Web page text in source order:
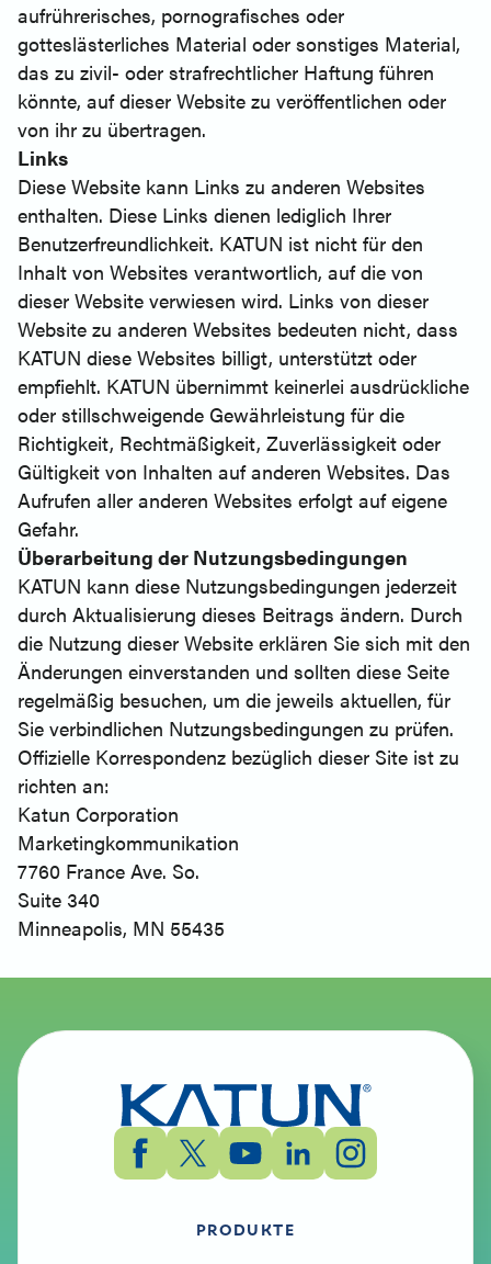
aufrührerisches, pornografisches oder
gotteslästerliches Material oder sonstiges Material,
das zu zivil- oder strafrechtlicher Haftung führen
könnte, auf dieser Website zu veröffentlichen oder
von ihr zu übertragen.
Links
Diese Website kann Links zu anderen Websites
enthalten. Diese Links dienen lediglich Ihrer
Benutzerfreundlichkeit. KATUN ist nicht für den
Inhalt von Websites verantwortlich, auf die von
dieser Website verwiesen wird. Links von dieser
Website zu anderen Websites bedeuten nicht, dass
KATUN diese Websites billigt, unterstützt oder
empfiehlt. KATUN übernimmt keinerlei ausdrückliche
oder stillschweigende Gewährleistung für die
Richtigkeit, Rechtmäßigkeit, Zuverlässigkeit oder
Gültigkeit von Inhalten auf anderen Websites. Das
Aufrufen aller anderen Websites erfolgt auf eigene
Gefahr.
Überarbeitung der Nutzungsbedingungen
KATUN kann diese Nutzungsbedingungen jederzeit
durch Aktualisierung dieses Beitrags ändern. Durch
die Nutzung dieser Website erklären Sie sich mit den
Änderungen einverstanden und sollten diese Seite
regelmäßig besuchen, um die jeweils aktuellen, für
Sie verbindlichen Nutzungsbedingungen zu prüfen.
Offizielle Korrespondenz bezüglich dieser Site ist zu
richten an:
Katun Corporation
Marketingkommunikation
7760 France Ave. So.
Suite 340
Minneapolis, MN 55435
PRODUKTE